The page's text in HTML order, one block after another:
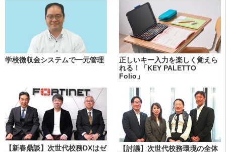
学校徴収金システムで一元管理
正しいキー入力を楽しく覚えら
れる！「KEY PALETTO
Folio」
【新春鼎談】次世代校務DXはゼ
【討議】次世代校務環境の全体